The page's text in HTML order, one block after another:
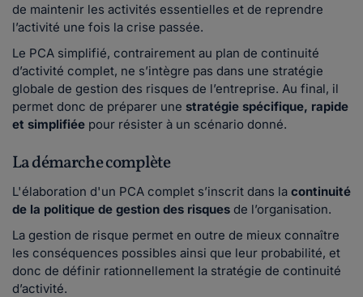
de maintenir les activités essentielles et de reprendre
l’activité une fois la crise passée.
Le PCA simplifié, contrairement au plan de continuité
d’activité complet, ne s’intègre pas dans une stratégie
globale de gestion des risques de l’entreprise. Au final, il
permet donc de préparer une stratégie spécifique, rapide
et simplifiée pour résister à un scénario donné.
La démarche complète
L'élaboration d'un PCA complet s’inscrit dans la continuité
de la politique de gestion des risques de l’organisation.
La gestion de risque permet en outre de mieux connaître
les conséquences possibles ainsi que leur probabilité, et
donc de définir rationnellement la stratégie de continuité
d’activité.